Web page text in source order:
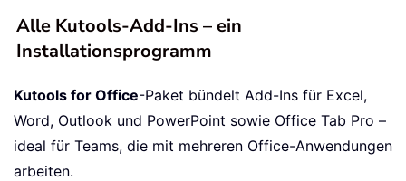
Alle Kutools-Add-Ins – ein
Installationsprogramm
Kutools for Office-Paket bündelt Add-Ins für Excel,
Word, Outlook und PowerPoint sowie Office Tab Pro –
ideal für Teams, die mit mehreren Office-Anwendungen
arbeiten.